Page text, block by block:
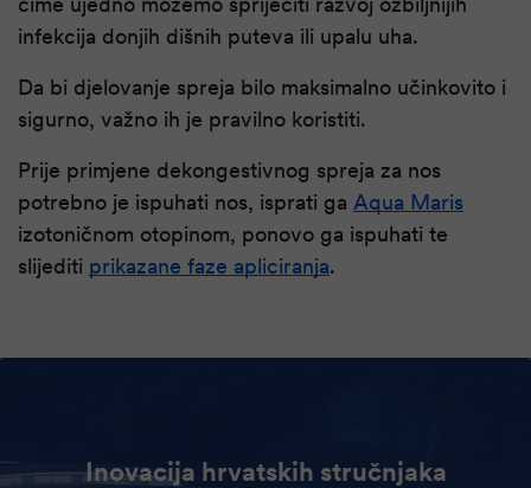
infekcija donjih dišnih puteva ili upalu uha.
Da bi djelovanje spreja bilo maksimalno učinkovito i
sigurno, važno ih je pravilno koristiti.
Prije primjene dekongestivnog spreja za nos
potrebno je ispuhati nos, isprati ga Aqua Maris
izotoničnom otopinom, ponovo ga ispuhati te
slijediti prikazane faze apliciranja.
Inovacija hrvatskih stručnjaka